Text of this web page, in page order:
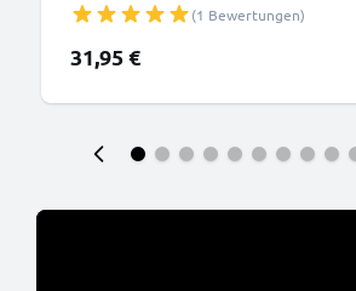
Notebookmodelle(1 Bewertungen)
31,95 €